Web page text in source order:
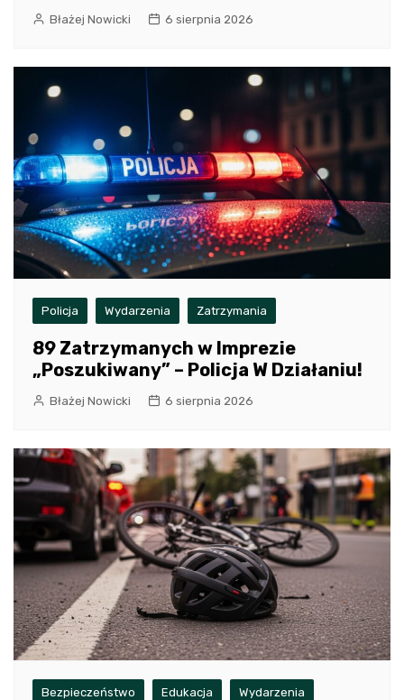
Błażej Nowicki 6 sierpnia 2026
Policja Wydarzenia Zatrzymania
89 Zatrzymanych w Imprezie
„Poszukiwany” – Policja W Działaniu!
Błażej Nowicki 6 sierpnia 2026
Bezpieczeństwo Edukacja Wydarzenia